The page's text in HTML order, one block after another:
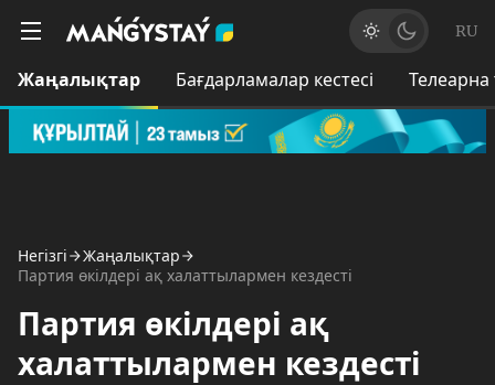
RU
Жаңалықтар Бағдарламалар кестесі
Негізгі
Жаңалықтар
Партия өкілдері ақ халаттылармен кездесті
Партия өкілдері ақ
халаттылармен кездесті